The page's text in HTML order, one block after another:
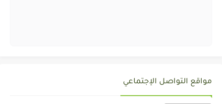
مواقع التواصل الإجتماعي